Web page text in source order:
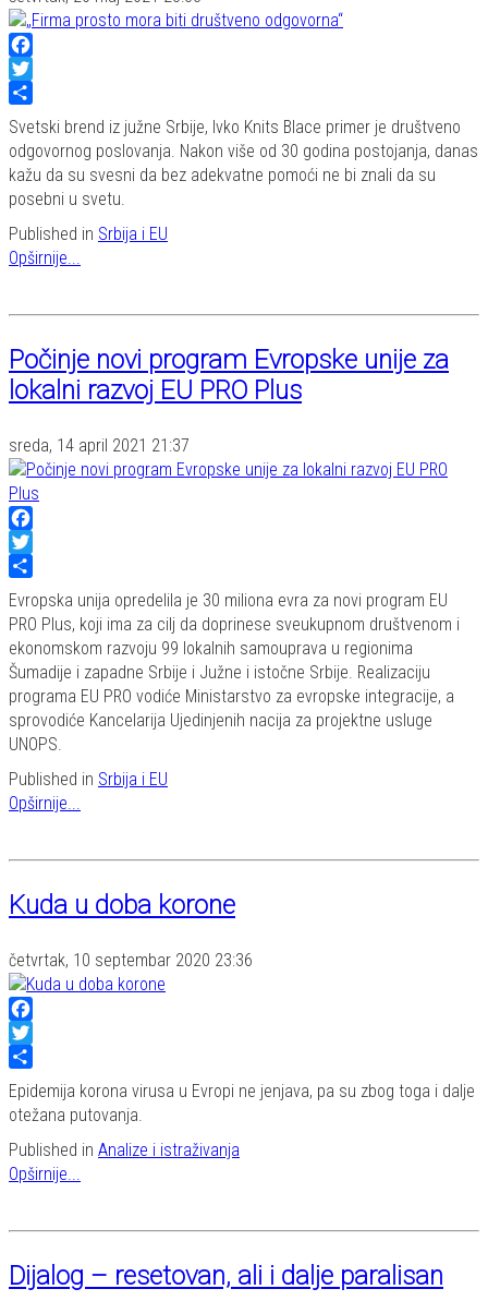
Facebook
Twitter
Share
Svetski brend iz južne Srbije, Ivko Knits Blace primer je društveno
odgovornog poslovanja. Nakon više od 30 godina postojanja, danas
kažu da su svesni da bez adekvatne pomoći ne bi znali da su
posebni u svetu.
Published in Srbija i EU
Opširnije...
Počinje novi program Evropske unije za
lokalni razvoj EU PRO Plus
sreda, 14 april 2021 21:37
Facebook
Twitter
Share
Evropska unija opredelila je 30 miliona evra za novi program EU
PRO Plus, koji ima za cilj da doprinese sveukupnom društvenom i
ekonomskom razvoju 99 lokalnih samouprava u regionima
Šumadije i zapadne Srbije i Južne i istočne Srbije. Realizaciju
programa EU PRO vodiće Ministarstvo za evropske integracije, a
sprovodiće Kancelarija Ujedinjenih nacija za projektne usluge
UNOPS.
Published in Srbija i EU
Opširnije...
Kuda u doba korone
četvrtak, 10 septembar 2020 23:36
Facebook
Twitter
Share
Epidemija korona virusa u Evropi ne jenjava, pa su zbog toga i dalje
otežana putovanja.
Published in Analize i istraživanja
Opširnije...
Dijalog – resetovan, ali i dalje paralisan